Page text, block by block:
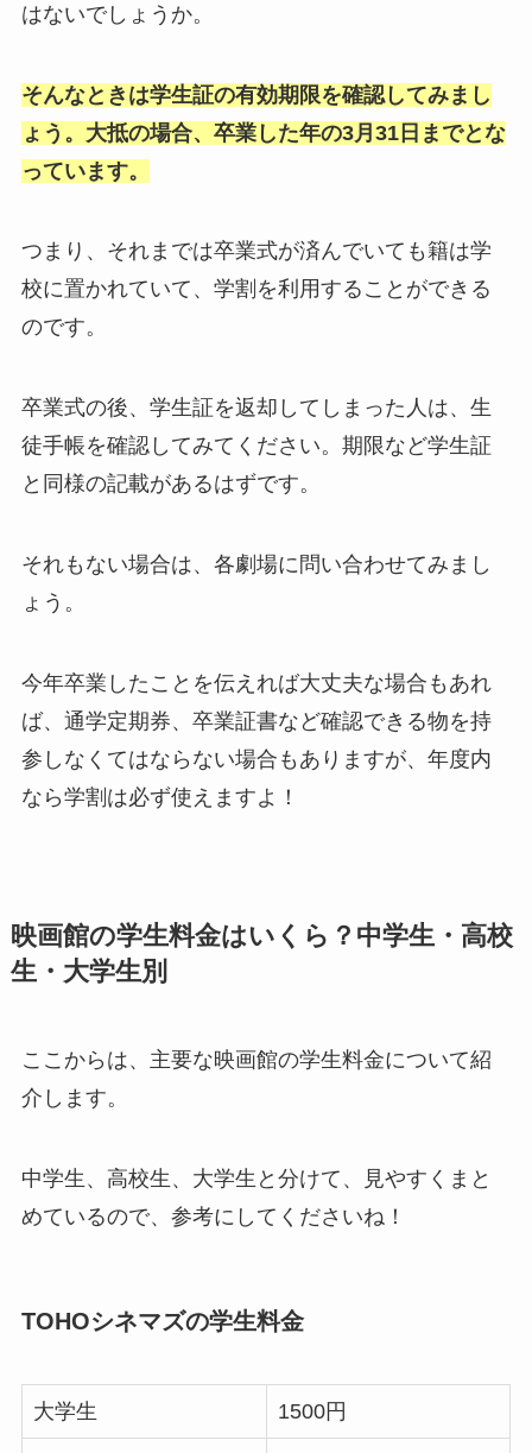
はないでしょうか。
そんなときは学生証の有効期限を確認してみまし
ょう。大抵の場合、卒業した年の3月31日までとな
っています。
つまり、それまでは卒業式が済んでいても籍は学
校に置かれていて、学割を利用することができる
のです。
卒業式の後、学生証を返却してしまった人は、生
徒手帳を確認してみてください。期限など学生証
と同様の記載があるはずです。
それもない場合は、各劇場に問い合わせてみまし
ょう。
今年卒業したことを伝えれば大丈夫な場合もあれ
ば、通学定期券、卒業証書など確認できる物を持
参しなくてはならない場合もありますが、年度内
なら学割は必ず使えますよ！
映画館の学生料金はいくら？中学生・高校
生・大学生別
ここからは、主要な映画館の学生料金について紹
介します。
中学生、高校生、大学生と分けて、見やすくまと
めているので、参考にしてくださいね！
TOHOシネマズの学生料金
大学生 1500円